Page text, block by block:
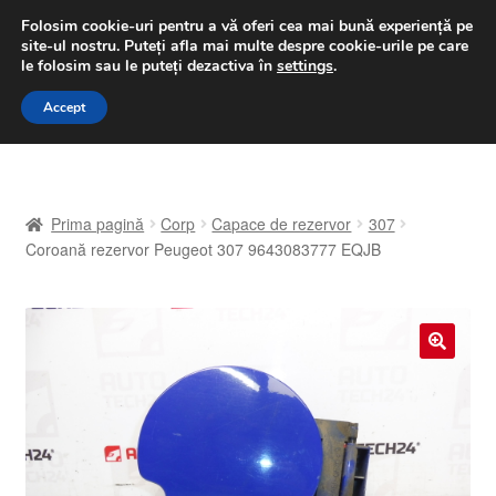
LIVRARE de la 33 lei
luni-vineri 9 a.m. - 4 p.m.031 229 6816
Sari
Sari
A lua legatura
Despre noi
Finalizare comandă
Prima pagină Corp Capace de rezervor
307
Coroană rezervor Peugeot 307 9643083777 EQJB
Folosim cookie-uri pentru a vă oferi cea mai bună experiență pe
site-ul nostru. Puteți afla mai multe despre cookie-urile pe care
le folosim sau le puteți dezactiva în settings.
Accept